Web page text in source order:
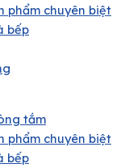
phẩm chuyên biệt
bếp
tắm
phẩm chuyên biệt
bếp